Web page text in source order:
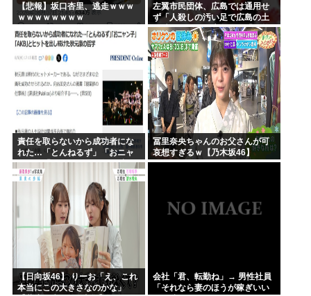
【悲報】坂口杏里、逃走ｗｗｗ
ｗｗｗｗｗｗｗｗ
左翼市民団体、広島では通用せ
ず「人殺しの汚い足で広島の土
を踏むな！」→広島県民「お前
らの方が汚いんじゃ！」「ワシ
らが広島県民じゃ」
責任を取らないから成功者にな
れた…「とんねるず」「おニャ
ン子」「AKB」とヒットを出し
続けた秋元康の哲学！！！
冨里奈央ちゃんのお父さんが可
哀想すぎるｗ【乃木坂46】
【日向坂46】 りーお「え、これ
本当にこの大きさなのかな」
会社「君、転勤ね」→ 男性社員
「それなら妻のほうが稼ぎいい